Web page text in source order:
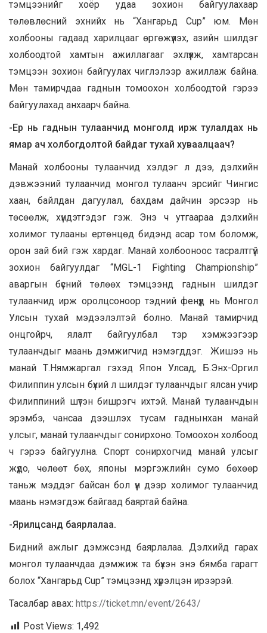
тэмцээнийг хоёр удаа зохион байгуулахаар
төлөвлөсний эхнийх нь “Хангарьд Cup” юм. Мөн
холбооны гадаад харилцааг өргөжүүлэх, азийн шилдэг
холбоодтой хамтын ажиллагааг эхлүүлж, хамтарсан
тэмцээн зохион байгуулах чиглэлээр ажиллаж байна.
Мөн тамирчдаа гаднын томоохон холбоодтой гэрээ
байгуулахад анхаарч байна.
-Ер нь гаднын тулаанчид монголд ирж тулалдах нь
ямар ач холбогдолтой байдаг тухай хуваалцаач?
Манай холбооны тулаанчид хэлдэг л дээ, дэлхийн
дэвжээний тулаанчид монгол тулаанч эрсийг Чингис
хаан, байлдан дагуулал, бахдам дайчин эрсээр нь
төсөөлж, хүндэтгэдэг гэж. Энэ ч утгаараа дэлхийн
холимог тулааны ертөнцөд бидэнд асар том боломж,
орон зай бий гэж хардаг. Манай холбооноос тасралтгүй
зохион байгуулдаг “MGL-1 Fighting Championship”
аваргын бүсний төлөөх тэмцээнд гаднын шилдэг
тулаанчид ирж оролцсоноор тэдний фенүүд нь Монгол
Улсын тухай мэдээлэлтэй болно. Манай тамирчид
онцгойрч, ялалт байгуулбал тэр хэмжээгээр
тулаанчдыг маань дэмжигчид нэмэгддэг. Жишээ нь
манай Т.Нямжаргал гэхэд Япон Улсад, Б.Энх-Оргил
Филиппин улсын бүхий л шилдэг тулаанчдыг ялсан учир
Филиппиний шүтэн бишрэгч ихтэй. Манай тулаанчдын
эрэмбэ, чансаа дээшлэх тусам гаднынхан манай
улсыг, манай тулаанчдыг сонирхоно. Томоохон холбоод
ч гэрээ байгуулна. Спорт сонирхогчид манай улсыг
жүдо, чөлөөт бөх, японы мэргэжлийн сумо бөхөөр
таньж мэддэг байсан бол үүн дээр холимог тулаанчид
маань нэмэгдэж байгаад баяртай байна.
-Ярилцсанд баярлалаа.
Бидний ажлыг дэмжсэнд баярлалаа. Дэлхийд гарах
монгол тулаанчдаа дэмжиж та бүхэн энэ бямба гарагт
болох “Хангарьд Cup” тэмцээнд хүрэлцэн ирээрэй.
Тасалбар авах: https://ticket.mn/event/2643/
Post Views: 1,492